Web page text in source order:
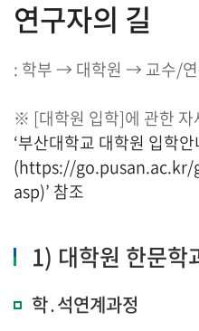
연구자의 길
: 학부 → 대학원 → 교수/
※ [대학원 입학]에 관한 자
‘부산대학교 대학원 입학안
(https://
asp)’ 참조
1) 대학원 한문학
학․석연계과정